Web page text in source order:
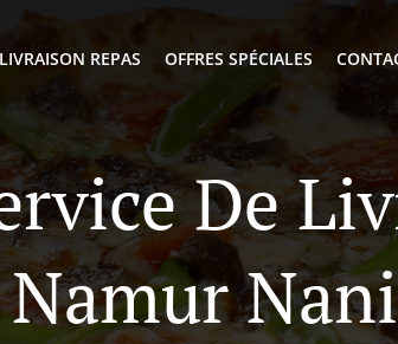
LIVRAISON REPAS OFFRES SPÉCIALES
De
Namur